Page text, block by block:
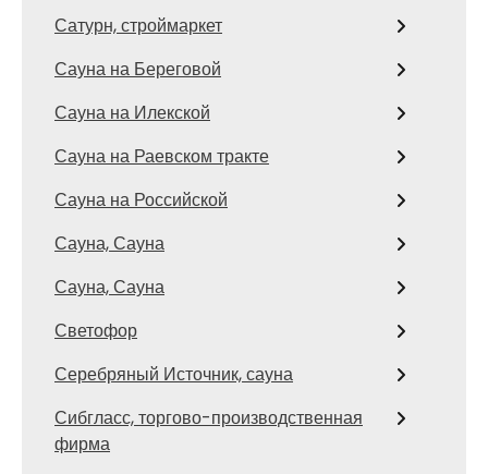
Сатурн, строймаркет
Сауна на Береговой
Сауна на Илекской
Сауна на Раевском тракте
Сауна на Российской
Сауна, Сауна
Сауна, Сауна
Светофор
Серебряный Источник, сауна
Сибгласс, торгово-производственная
фирма